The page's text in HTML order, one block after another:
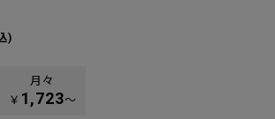
)
月々
￥ 1,723〜